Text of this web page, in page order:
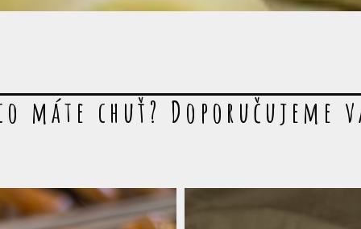
máte chuť? Doporučujeme